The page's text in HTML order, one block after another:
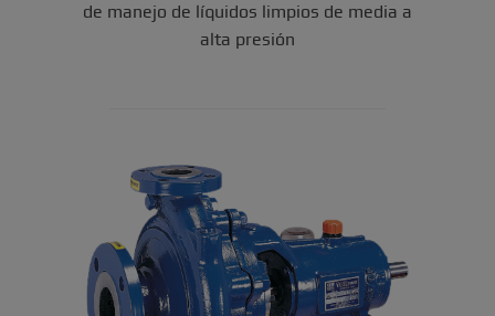
de manejo de líquidos limpios de media a
alta presión